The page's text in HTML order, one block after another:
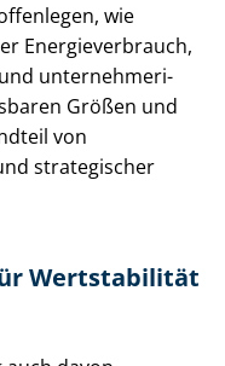
wie
En­er­gie­ver­brauch,
und un­ter­neh­me­ri­
Größen und
von
strategischer
Wertstabilität